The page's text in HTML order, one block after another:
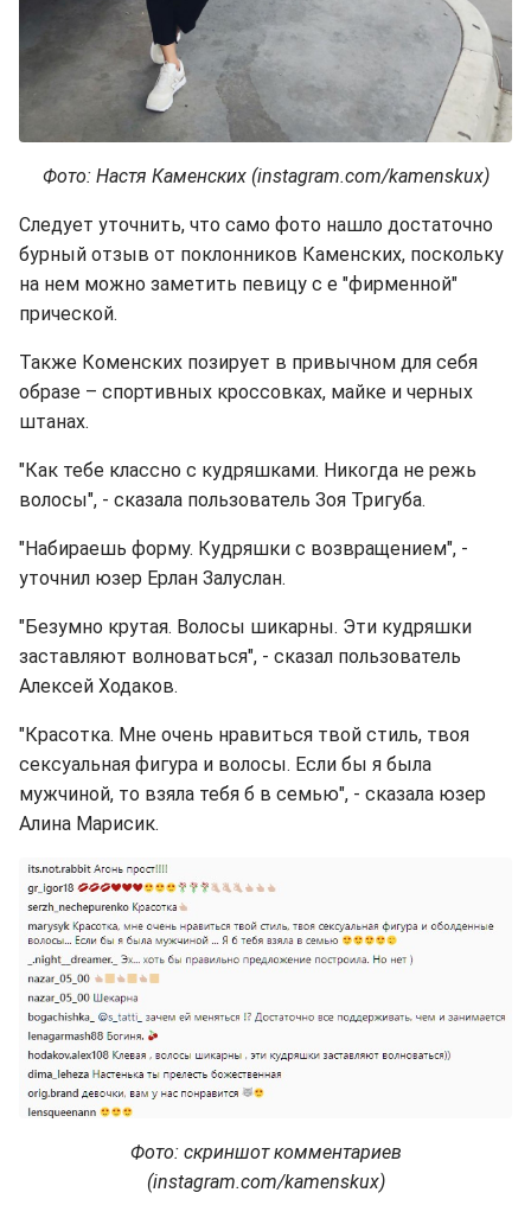
Фото: Настя Каменских (instagram.com/kamenskux)
Следует уточнить, что само фото нашло достаточно
бурный отзыв от поклонников Каменских, поскольку
на нем можно заметить певицу с е "фирменной"
прической.
Также Коменских позирует в привычном для себя
образе – спортивных кроссовках, майке и черных
штанах.
"Как тебе классно с кудряшками. Никогда не режь
волосы", - сказала пользователь Зоя Тригуба.
"Набираешь форму. Кудряшки с возвращением", -
уточнил юзер Ерлан Залуслан.
"Безумно крутая. Волосы шикарны. Эти кудряшки
заставляют волноваться", - сказал пользователь
Алексей Ходаков.
"Красотка. Мне очень нравиться твой стиль, твоя
сексуальная фигура и волосы. Если бы я была
мужчиной, то взяла тебя б в семью", - сказала юзер
Алина Марисик.
Фото: скриншот комментариев
(instagram.com/kamenskux)